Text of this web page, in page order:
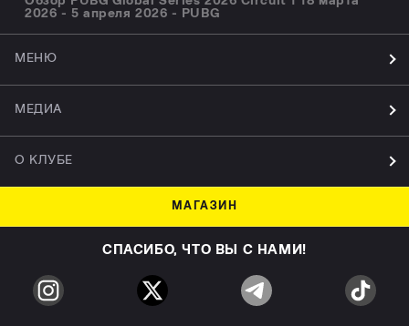
2026 - 5 апреля 2026 - PUBG
МЕНЮ
МЕДИА
О КЛУБЕ
МАГАЗИН
СПАСИБО, ЧТО ВЫ С НАМИ!